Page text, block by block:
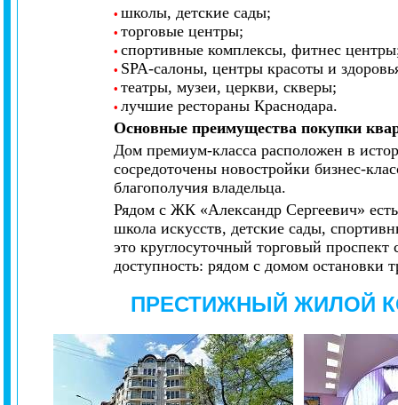
• школы, детские сады;
• торговые центры;
• спортивные комплексы, фитнес
• SPA-салоны, центры красоты и
• театры, музеи, церкви, скверы;
• лучшие рестораны Краснодара.
Основные преимущества покупки
Дом премиум-класса расположен в
сосредоточены новостройки бизнес-
благополучия владельца.
Рядом с ЖК «Александр Сергеевич»
школа искусств, детские сады,
это круглосуточный торговый
доступность: рядом с домом остановки
ПРЕСТИЖНЫЙ ЖИЛОЙ